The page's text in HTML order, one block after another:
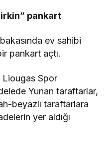
pankart
ev sahibi
pankart açtı.
Liougas Spor
Yunan taraftarlar,
beyazlı taraftarlara
yer aldığı